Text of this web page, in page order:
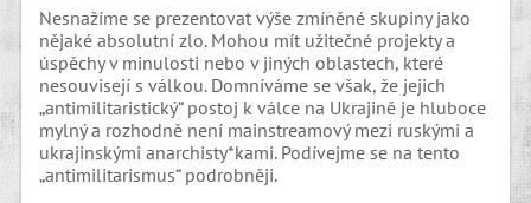
Nesnažíme se prezentovat výše zmíněné skupiny jako
nějaké absolutní zlo. Mohou mít užitečné projekty a
úspěchy v minulosti nebo v jiných oblastech, které
nesouvisejí s válkou. Domníváme se však, že jejich
„antimilitaristický“ postoj k válce na Ukrajině je hluboce
mylný a rozhodně není mainstreamový mezi ruskými a
ukrajinskými anarchisty*kami. Podívejme se na tento
„antimilitarismus“ podrobněji.